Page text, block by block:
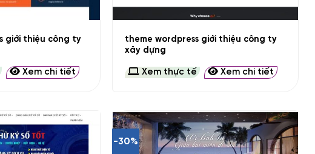
giới thiệu công ty
Xem chi tiết
+
theme wordpress giới thiệu công ty
xây dựng
Xem thực tế Xem chi tiết
-30%